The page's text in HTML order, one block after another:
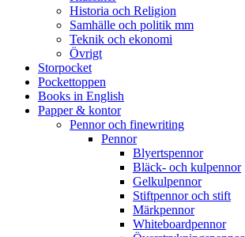
Historia och Religion
Samhälle och politik mm
Teknik och ekonomi
Övrigt
Storpocket
Pockettoppen
Books in English
Papper & kontor
Pennor och finewriting
Pennor
Blyertspennor
Bläck- och kulpennor
Gelkulpennor
Stiftpennor och stift
Märkpennor
Whiteboardpennor